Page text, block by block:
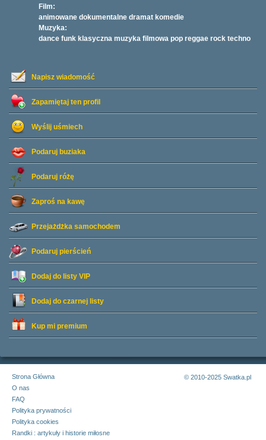
Napisz wiadomość
Zapamiętaj ten profil
Wyślij uśmiech
Podaruj buziaka
Podaruj różę
Zaproś na kawę
Przejażdżka samochodem
Podaruj pierścień
Dodaj do listy VIP
Dodaj do czarnej listy
Kup mi premium
Film:
animowane dokumentalne dramat komedie
Muzyka:
dance funk klasyczna muzyka filmowa pop reggae rock techno
Strona Główna
O nas
FAQ
Polityka prywatności
Polityka cookies
Randki : artykuły i historie miłosne
© 2010-2025 Swatka.pl